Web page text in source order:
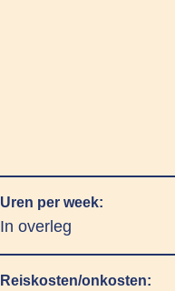
Uren per week:
In overleg
Reiskosten/onkosten: